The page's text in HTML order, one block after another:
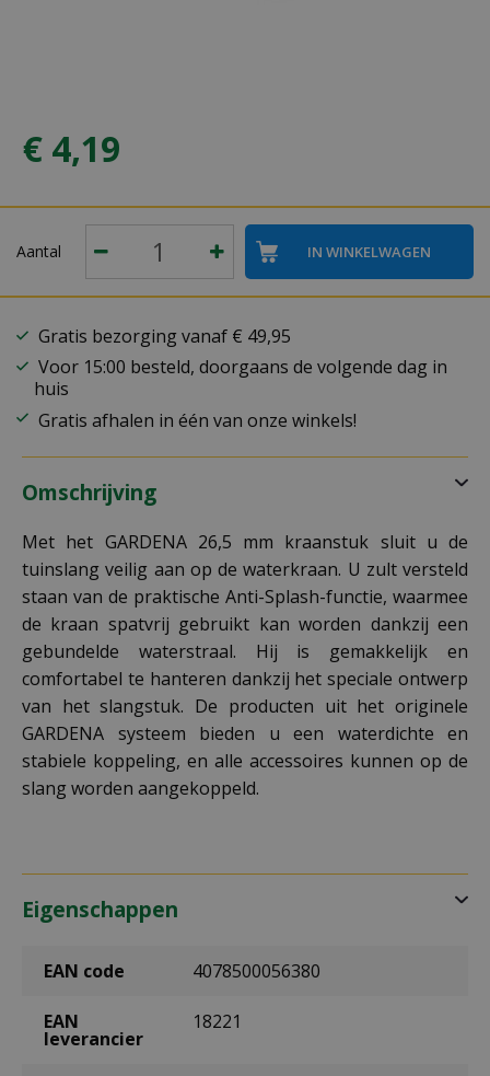
€ 4,19
Aantal
Gratis bezorging vanaf € 49,95
Voor 15:00 besteld, doorgaans de volgende dag in
huis
Gratis afhalen in één van onze winkels!
Omschrijving
Met het GARDENA 26,5 mm kraanstuk sluit u de
tuinslang veilig aan op de waterkraan. U zult versteld
staan van de praktische Anti-Splash-functie, waarmee
de kraan spatvrij gebruikt kan worden dankzij een
gebundelde waterstraal. Hij is gemakkelijk en
comfortabel te hanteren dankzij het speciale ontwerp
van het slangstuk. De producten uit het originele
GARDENA systeem bieden u een waterdichte en
stabiele koppeling, en alle accessoires kunnen op de
slang worden aangekoppeld.
Eigenschappen
EAN code 4078500056380
EAN
leverancier
18221